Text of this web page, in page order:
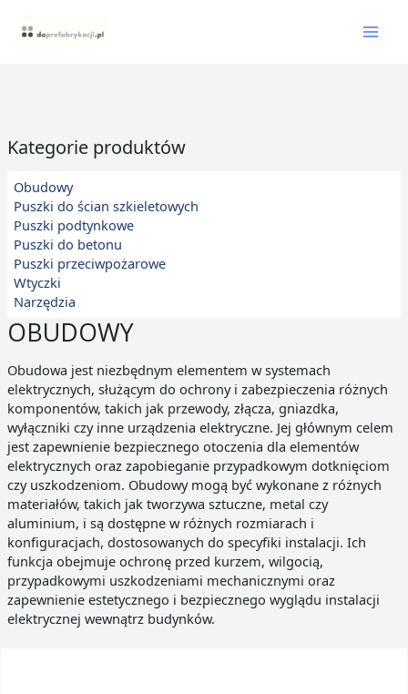
Kategorie produktów
Obudowy
Puszki do ścian szkieletowych
Puszki podtynkowe
Puszki do betonu
Puszki przeciwpożarowe
Wtyczki
Narzędzia
OBUDOWY
Obudowa jest niezbędnym elementem w systemach
elektrycznych, służącym do ochrony i zabezpieczenia różnych
komponentów, takich jak przewody, złącza, gniazdka,
wyłączniki czy inne urządzenia elektryczne. Jej głównym celem
jest zapewnienie bezpiecznego otoczenia dla elementów
elektrycznych oraz zapobieganie przypadkowym dotknięciom
czy uszkodzeniom. Obudowy mogą być wykonane z różnych
materiałów, takich jak tworzywa sztuczne, metal czy
aluminium, i są dostępne w różnych rozmiarach i
konfiguracjach, dostosowanych do specyfiki instalacji. Ich
funkcja obejmuje ochronę przed kurzem, wilgocią,
przypadkowymi uszkodzeniami mechanicznymi oraz
zapewnienie estetycznego i bezpiecznego wyglądu instalacji
elektrycznej wewnątrz budynków.